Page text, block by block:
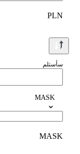
PLN
سأستلم
MASK
MASK